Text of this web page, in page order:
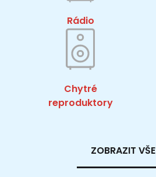
Rádio
Chytré
reproduktory
ZOBRAZIT VŠE